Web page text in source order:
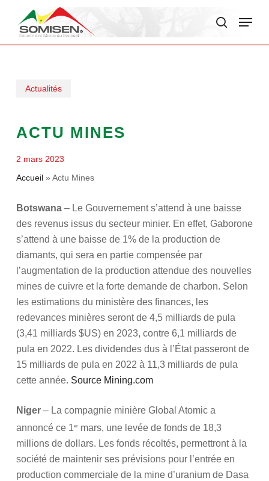
Menu
Actualités
ACTU MINES
2 mars 2023
Accueil» Actu Mines
Botswana – Le Gouvernement s’attend à une baisse
des revenus issus du secteur minier. En effet, Gaborone
s’attend à une baisse de 1% de la production de
diamants, qui sera en partie compensée par
l’augmentation de la production attendue des nouvelles
mines de cuivre et la forte demande de charbon. Selon
les estimations du ministère des finances, les
redevances minières seront de 4,5 milliards de pula
(3,41 milliards $US) en 2023, contre 6,1 milliards de
pula en 2022. Les dividendes dus à l’État passeront de
15 milliards de pula en 2022 à 11,3 milliards de pula
cette année. Source Mining.com
Niger – La compagnie minière Global Atomic a
annoncé ce 1ermars, une levée de fonds de 18,3
millions de dollars. Les fonds récoltés, permettront à la
société de maintenir ses prévisions pour l’entrée en
production commerciale de la mine d’uranium de Dasa